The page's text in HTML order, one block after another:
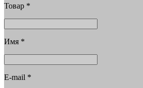
Товар *
Имя *
E-mail *